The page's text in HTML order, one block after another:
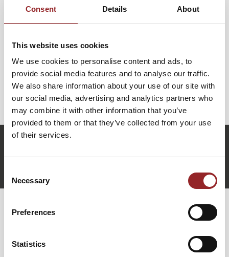
Consent Details About
This website uses cookies
We use cookies to personalise content and ads, to
provide social media features and to analyse our traffic.
We also share information about your use of our site with
our social media, advertising and analytics partners who
may combine it with other information that you’ve
provided to them or that they’ve collected from your use
of their services.
Selection
Necessary
Preferences
Statistics
erfahren die Teilnehmer, wie sie ihre Fähigkeit fein zu
erkennen, bewusst wahrzunehmen und im täglichen Tun
Future Star Julia Harter zeigt in diesem inspirierenden
Vortrag die transformative Kraft auf, die entsteht, sobald
klares Denken und feines Fühlen Hand in Hand gehen.
+49 (0)821 790040-10
WEITERE VORTRÄGE VON JULIA